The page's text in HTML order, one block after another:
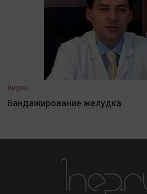
Видео
Бандажирование желудка